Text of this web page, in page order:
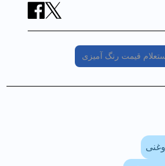
قیمت رنگ آمیزی